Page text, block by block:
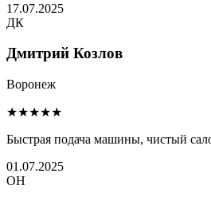
17.07.2025
ДК
Дмитрий Козлов
Воронеж
★★★★★
Быстрая подача машины, чистый
01.07.2025
ОН